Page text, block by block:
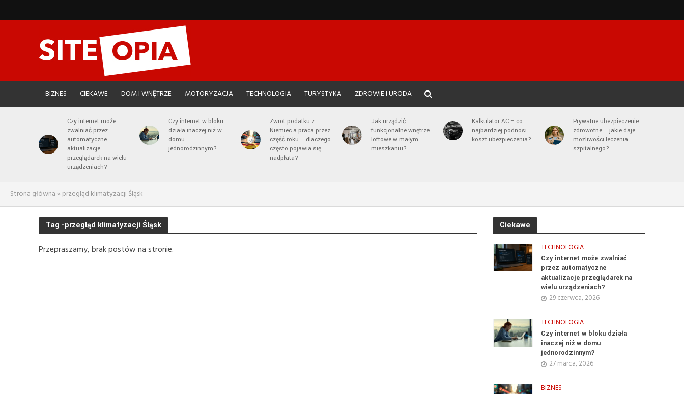
BIZNES CIEKAWE DOM I WNĘTRZE MOTORYZACJA TECHNOLOGIA TURYSTYKA ZDROWIE I URODA
Czy internet może
zwalniać przez
automatyczne
aktualizacje
przeglądarek na wielu
urządzeniach?
Czy internet w bloku
działa inaczej niż w
domu
jednorodzinnym?
Zwrot podatku z
Niemiec a praca przez
część roku – dlaczego
często pojawia się
nadpłata?
Jak urządzić
funkcjonalne wnętrze
loftowe w małym
mieszkaniu?
Kalkulator AC – co
najbardziej podnosi
koszt ubezpieczenia?
Prywatne ubezpieczenie
zdrowotne – jakie daje
możliwości leczenia
szpitalnego?
Strona główna » przegląd klimatyzacji Śląsk
Tag -przegląd klimatyzacji Śląsk
Przepraszamy, brak postów na stronie.
Ciekawe
TECHNOLOGIA
Czy internet może zwalniać
przez automatyczne
aktualizacje przeglądarek na
wielu urządzeniach?
29 czerwca, 2026
TECHNOLOGIA
Czy internet w bloku działa
inaczej niż w domu
jednorodzinnym?
27 marca, 2026
BIZNES